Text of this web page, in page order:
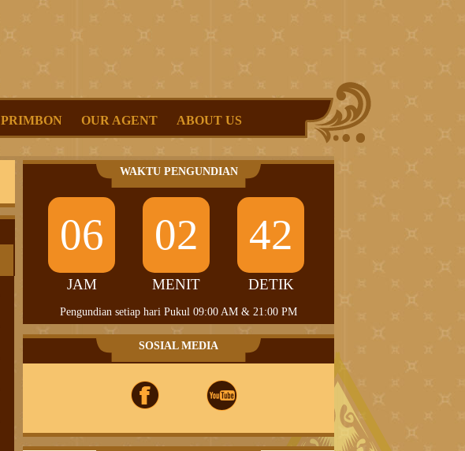
PRIMBON OUR AGENT ABOUT US
WAKTU PENGUNDIAN
06
JAM
02
MENIT
41
DETIK
Pengundian setiap hari Pukul 09:00 AM & 21:00 PM
SOSIAL MEDIA